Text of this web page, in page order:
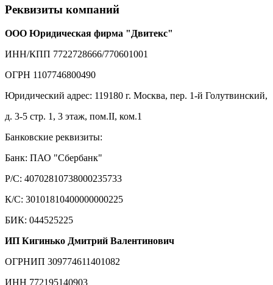
Реквизиты компаний
ООО Юридическая фирма "Двитекс"
ИНН/КПП 7722728666/770601001
ОГРН 1107746800490
Юридический адрес: 119180 г. Москва, пер. 1-й Голутвинский,
д. 3-5 стр. 1, 3 этаж, пом.II, ком.1
Банковские реквизиты:
Банк: ПАО "Сбербанк"
Р/С: 40702810738000235733
К/С: 30101810400000000225
БИК: 044525225
ИП Кигинько Дмитрий Валентинович
ОГРНИП 309774611401082
ИНН 772195140903